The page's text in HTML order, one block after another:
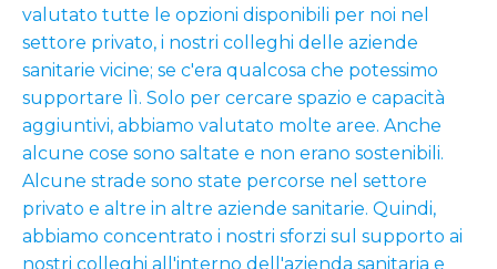
valutato tutte le opzioni disponibili per noi nel
settore privato, i nostri colleghi delle aziende
sanitarie vicine; se c'era qualcosa che potessimo
supportare lì. Solo per cercare spazio e capacità
aggiuntivi, abbiamo valutato molte aree. Anche
alcune cose sono saltate e non erano sostenibili.
Alcune strade sono state percorse nel settore
privato e altre in altre aziende sanitarie. Quindi,
abbiamo concentrato i nostri sforzi sul supporto ai
nostri colleghi all'interno dell'azienda sanitaria e